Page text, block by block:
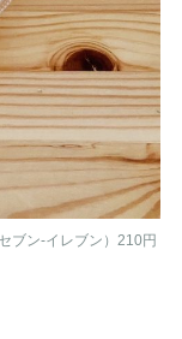
ブン-イレブン）210円